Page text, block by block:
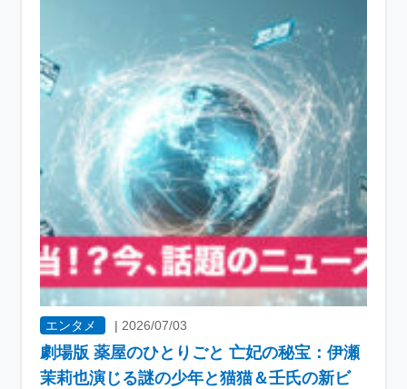
エンタメ | 2026/07/03
劇場版 薬屋のひとりごと 亡妃の秘宝：伊瀬
茉莉也演じる謎の少年と猫猫＆壬氏の新ビ